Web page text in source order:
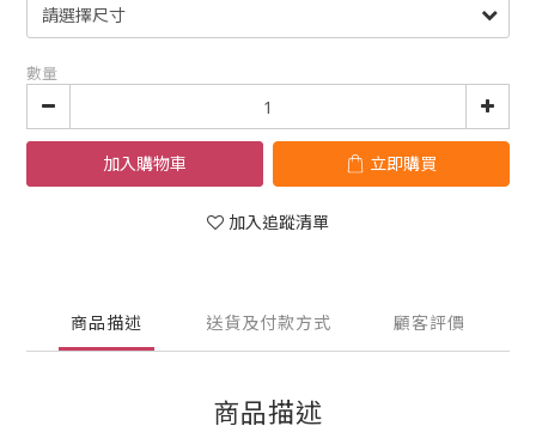
數量
加入購物車 立即購買
加入追蹤清單
商品描述 送貨及付款方式 顧客評價
商品描述